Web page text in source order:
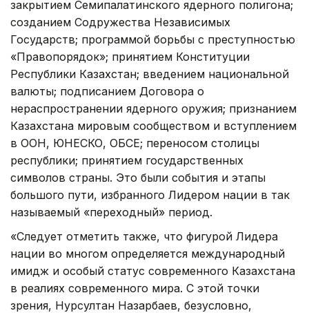
закрытием Семипалатинского ядерного полигона;
созданием Содружества Независимых
Государств; программой борьбы с преступностью
«Правопорядок»; принятием Конституции
Республики Казахстан; введением национальной
валюты; подписанием Договора о
нераспространении ядерного оружия; признанием
Казахстана мировым сообществом и вступлением
в ООН, ЮНЕСКО, ОБСЕ; переносом столицы
республики; принятием государственных
символов страны. Это были события и этапы
большого пути, избранного Лидером нации в так
называемый «переходный» период.
«Следует отметить также, что фигурой Лидера
нации во многом определяется международный
имидж и особый статус современного Казахстана
в реалиях современного мира. С этой точки
зрения, Нурсултан Назарбаев, безусловно,